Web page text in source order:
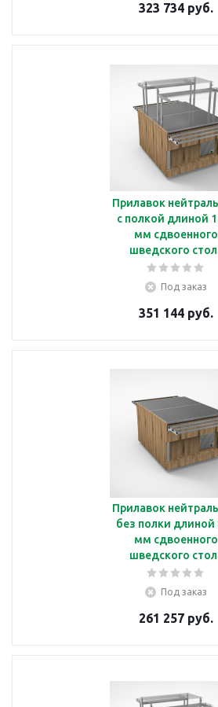
323 734 руб.
Прилавок
с полкой длиной
мм сдвоенного
шведского
RN43А2
Под заказ
351 144 руб.
Прилавок
без полки длиной
мм сдвоенного
шведского
RN41А2 В
Под заказ
261 257 руб.